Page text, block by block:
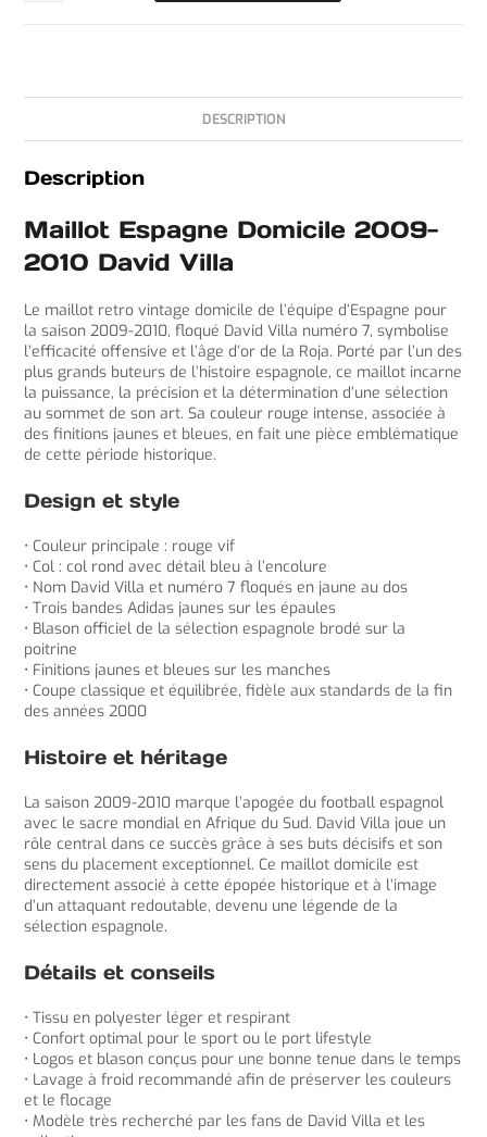
DESCRIPTION
Description
Maillot Espagne Domicile 2009-
2010 David Villa
Le maillot retro vintage domicile de l’équipe d’Espagne pour
la saison 2009-2010, floqué David Villa numéro 7, symbolise
l’efficacité offensive et l’âge d’or de la Roja. Porté par l’un des
plus grands buteurs de l’histoire espagnole, ce maillot incarne
la puissance, la précision et la détermination d’une sélection
au sommet de son art. Sa couleur rouge intense, associée à
des finitions jaunes et bleues, en fait une pièce emblématique
de cette période historique.
Design et style
• Couleur principale : rouge vif
• Col : col rond avec détail bleu à l’encolure
• Nom David Villa et numéro 7 floqués en jaune au dos
• Trois bandes Adidas jaunes sur les épaules
• Blason officiel de la sélection espagnole brodé sur la
poitrine
• Finitions jaunes et bleues sur les manches
• Coupe classique et équilibrée, fidèle aux standards de la fin
des années 2000
Histoire et héritage
La saison 2009-2010 marque l’apogée du football espagnol
avec le sacre mondial en Afrique du Sud. David Villa joue un
rôle central dans ce succès grâce à ses buts décisifs et son
sens du placement exceptionnel. Ce maillot domicile est
directement associé à cette épopée historique et à l’image
d’un attaquant redoutable, devenu une légende de la
sélection espagnole.
Détails et conseils
• Tissu en polyester léger et respirant
• Confort optimal pour le sport ou le port lifestyle
• Logos et blason conçus pour une bonne tenue dans le temps
• Lavage à froid recommandé afin de préserver les couleurs
et le flocage
• Modèle très recherché par les fans de David Villa et les